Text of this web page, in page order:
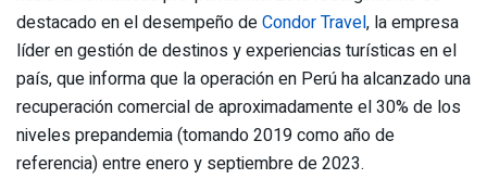
destacado en el desempeño deCondor Travel, la empresa
líder en gestión de destinos y experiencias turísticas en el
país, que informa que la operación en Perú ha alcanzado una
recuperación comercial de aproximadamente el 30% de los
niveles prepandemia (tomando 2019 como año de
referencia) entre enero y septiembre de 2023.